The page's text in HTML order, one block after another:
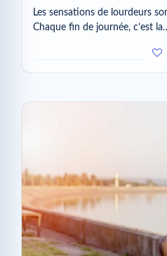
Les sensations de lourdeurs
Chaque fin de journée, c’est